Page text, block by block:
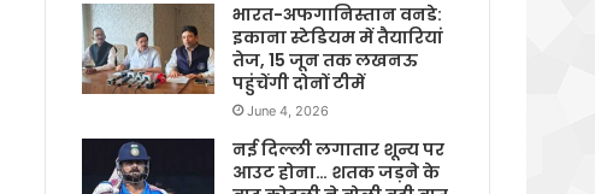
भारत-अफगानिस्तान वनडे:
इकाना स्टेडियम में तैयारियां
तेज, 15 जून तक लखनऊ
पहुंचेंगी दोनों टीमें
June 4, 2026
नई दिल्ली लगातार शून्य पर
आउट होना… शतक जड़ने के